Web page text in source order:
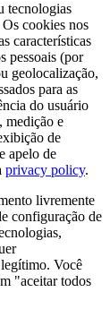
tecnologias
cookies nos
características
pessoais (por
geolocalização,
para as
do usuário
medição e
de
apelo de
privacy policy.
livremente
configuração de
legítimo. Você
"aceitar todos